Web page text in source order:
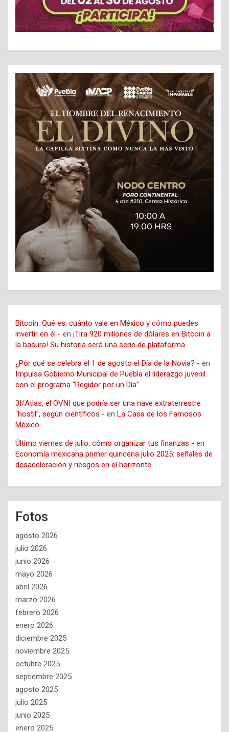
Bitcoin: Qué es, cuánto vale en México y cómo puedes
invertir en él - en ¡Tira 920 millones de dólares en Bitcoin a
la basura! Su historia será una serie de plataforma
¿Por qué se celebra el 1 de agosto el Día de la Novia? - en
Impulsa Gobierno Municipal de Puebla el liderazgo juvenil
con el programa “Regidor por un Día”
3I/Atlas, el OVNI que podría ser una nave extraterrestre
“hostil”, según científicos - en La Casa de los Famosos
México
Último viernes de julio: cómo organizar tus finanzas - en
Economía mexicana primer quincena julio 2025: señales de
desaceleración y riesgos en el horizonte
Fotos
agosto 2026
julio 2026
junio 2026
mayo 2026
abril 2026
marzo 2026
febrero 2026
enero 2026
diciembre 2025
noviembre 2025
octubre 2025
septiembre 2025
agosto 2025
julio 2025
junio 2025
enero 2025